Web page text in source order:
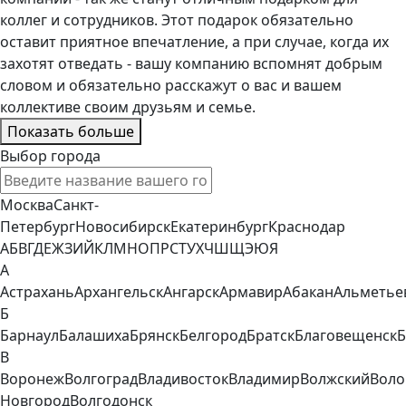
коллег и сотрудников. Этот подарок обязательно
оставит приятное впечатление, а при случае, когда их
захотят отведать - вашу компанию вспомнят добрым
словом и обязательно расскажут о вас и вашем
коллективе своим друзьям и семье.
Показать больше
Выбор города
МоскваСанкт-
ПетербургНовосибирскЕкатеринбургКраснодар
АБВГДЕЖЗИЙКЛМНОПРСТУХЧШЩЭЮЯ
А
АстраханьАрхангельскАнгарскАрмавирАбакан
Б
БарнаулБалашихаБрянскБелгородБратскБлаговещенск
В
ВоронежВолгоградВладивостокВладимирВолжский
НовгородВолгодонск